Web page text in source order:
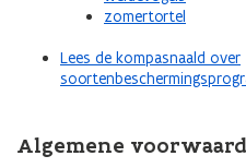
zomertortel
Lees de kompasnaald over
Algemene